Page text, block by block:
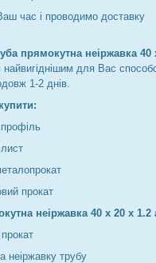
час і проводимо доставку
прямокутна неіржавка 40
для Вас
1-2 днів.
прокат
неіржавка 40 х 20 х 1.2
неіржавку трубу